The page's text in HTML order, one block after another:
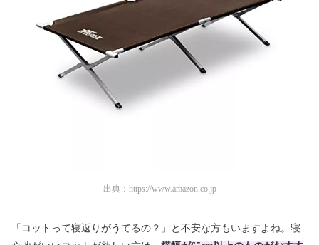
出典： https://www.amazon.co.jp
「コットって寝返りがうてるの？」と不安な方もいますよね。寝